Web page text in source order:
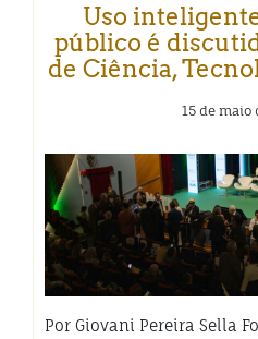
Uso
público é
de Ciência,
15 de maio
Por Giovani Pereira Sella